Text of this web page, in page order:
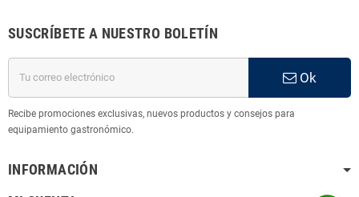
SUSCRÍBETE A NUESTRO BOLETÍN
Ok
Recibe promociones exclusivas, nuevos productos y consejos para
equipamiento gastronómico.
INFORMACIÓN